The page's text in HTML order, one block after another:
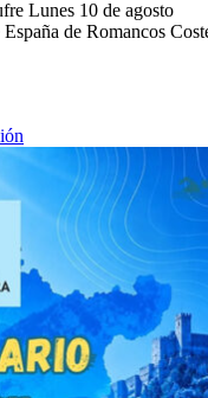
Lunes 10 de agosto
de Romancos